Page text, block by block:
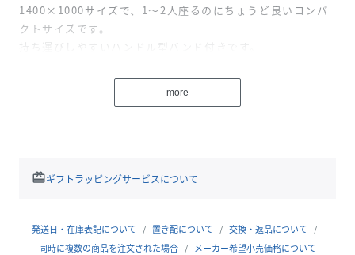
1400×1000サイズで、1～2人座るのにちょうど良いコンパ
クトサイズです。
持ち運びしやすいハンドル型バンド付きです。
■撥水加工:有
■こたつの対応:不可
■抗菌加工:無
more
redeemギフトラッピングサービスについて
発送日・在庫表記について 置き配について
交換・返品について
同時に複数の商品を注文された場合
メーカー希望小売価格について